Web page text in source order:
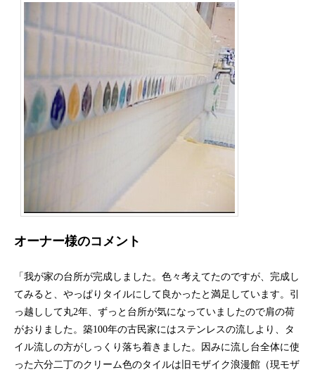
オーナー様のコメント
「我が家の台所が完成しました。色々考えてたのですが、完成し
てみると、やっぱりタイルにして良かったと満足しています。引
っ越しして丸2年、ずっと台所が気になっていましたので肩の荷
がおりました。築100年の古民家にはステンレスの流しより、タ
イル流しの方がしっくり落ち着きました。因みに流し台全体に使
った六分二丁のクリーム色のタイルは旧モザイク浪漫館（現モザ